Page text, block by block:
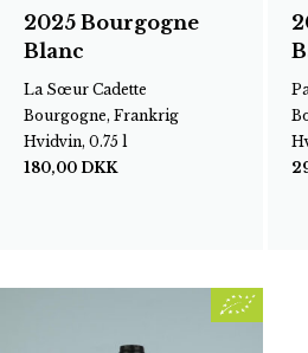
2025 Bourgogne
Blanc
La Sœur Cadette
Bourgogne, Frankrig
Hvidvin, 0.75 l
180,00 DKK